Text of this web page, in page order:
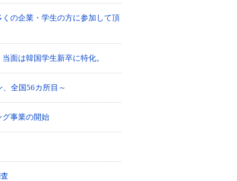
の企業・学生の方に参加して頂
面は韓国学生新卒に特化。
全国56カ所目～
グ事業の開始